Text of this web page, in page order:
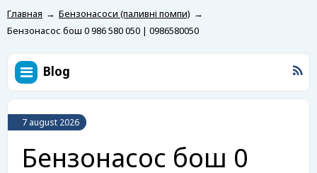
Главная → Бензонасоси (паливні помпи) →
Бензонасос бош 0 986 580 050 | 0986580050
Blog
7 august 2026
Бензонасос бош 0